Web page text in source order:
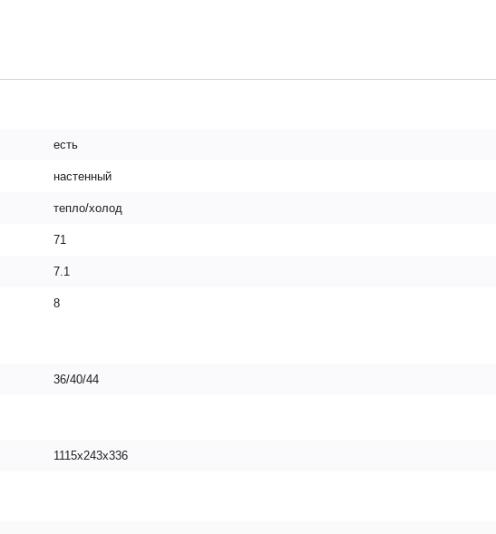
есть
настенный
тепло/холод
71
7.1
8
36/40/44
1115х243х336